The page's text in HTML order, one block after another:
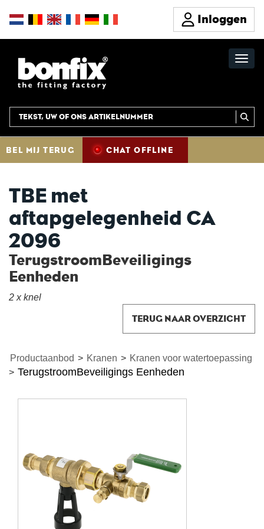
Inloggen
BEL MIJ TERUG CHAT OFFLINE
TBE met
aftapgelegenheid CA
2096
TerugstroomBeveiligings
Eenheden
2 x knel
TERUG NAAR OVERZICHT
Productaanbod > Kranen > Kranen voor watertoepassing
> TerugstroomBeveiligings Eenheden